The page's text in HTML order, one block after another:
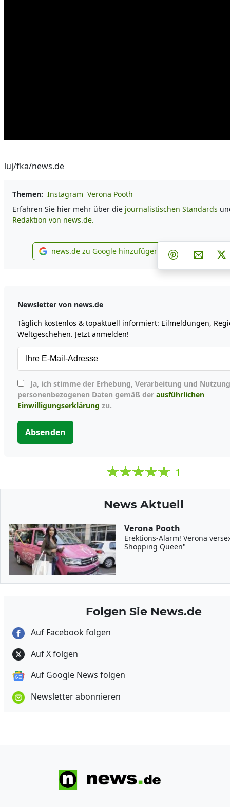
luj/fka/news.de
Themen: Instagram Verona Pooth
Erfahren Sie hier mehr über die journalistischen Standards
Redaktion von news.de.
news.de zu Google hinzufügen
news.de zu Google hinzufügen Teilen auf
Teilen aufPer E-
Newsletter von news.de
Täglich kostenlos & topaktuell informiert: Eilmeldungen,
Weltgeschehen. Jetzt anmelden!
personenbezogenen Daten gemäß der ausführlichen
Einwilligungserklärung zu.
Absenden
1
News Aktuell
Verona Pooth
Erektions-Alarm! Verona
Shopping Queen"
Folgen Sie News.de
Auf Facebook folgen
Auf X folgen
Auf Google News folgen
Newsletter abonnieren